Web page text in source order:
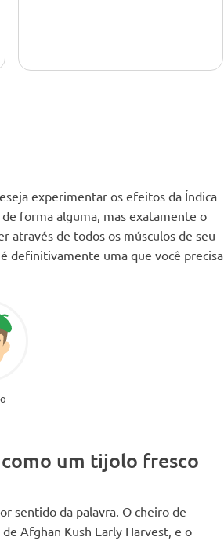
experimentar os efeitos da Índica
forma alguma, mas exatamente o
através de todos os músculos de seu
definitivamente uma que você precisa
um tijolo fresco
sentido da palavra. O cheiro de
Afghan Kush Early Harvest, e o